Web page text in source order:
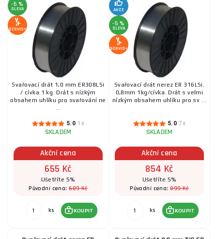
-5 %
SLEVA
SERVIS+
Svařovací drát 1,0 mm ER308LSi
/ cívka 1 kg. Drát s nízkým
obsahem uhlíku pro svařování ne
...
5.0 1x
SKLADEM
Akční cena
655 Kč
Ušetříte 5%
Původní cena:689 Kč
ks KOUPIT
AKCE
-5 %
SLEVA
SERVIS+
Svařovací drát nerez ER 316LSi.
0,8mm 1kg/cívka. Drát s velmi
nízkým obsahem uhlíku pro sv ...
5.0 7x
SKLADEM
Akční cena
854 Kč
Ušetříte 5%
Původní cena:899 Kč
ks KOUPIT